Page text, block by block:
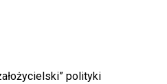
polityki